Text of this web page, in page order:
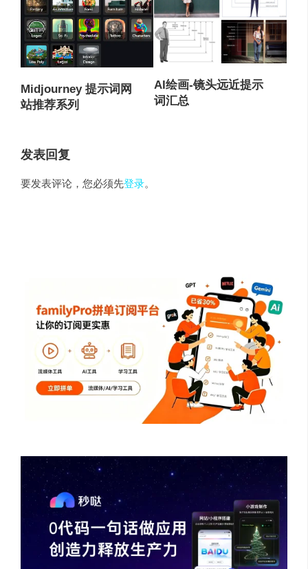
Midjourney 提示词网
站推荐系列
AI绘画-镜头远近提示
词汇总
发表回复
要发表评论，您必须先登录。